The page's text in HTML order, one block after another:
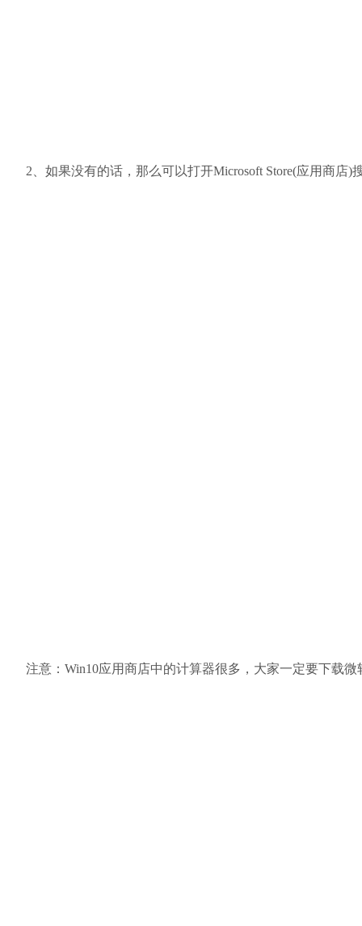
2、如果没有的话，那么可以打开Microsoft Store(应用商店)
注意：Win10应用商店中的计算器很多，大家一定要下载